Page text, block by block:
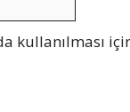
kullanılması